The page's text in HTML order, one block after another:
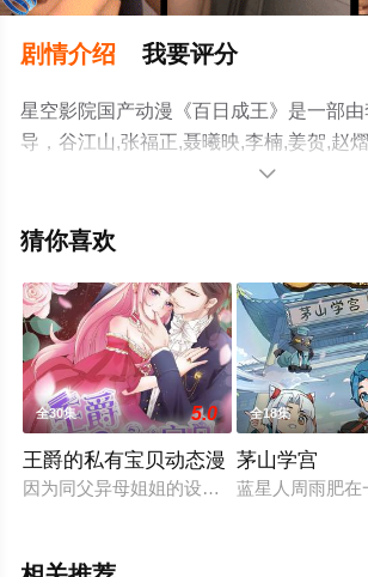
剧情介绍 我要评分
星空影院国产动漫《百日成王》是一部由
导，谷江山,张福正,聂曦映,李楠,姜贺,赵
彩演绎的大陆动漫，手机免费观看高清无
视猫或剧情网等平台了解。

猜你喜欢
全30集 5.0
王爵的私有宝贝动态漫
因为同父异母姐姐的设计，尹小沫阴差阳
全18集
茅山学宫
蓝星人周雨肥在